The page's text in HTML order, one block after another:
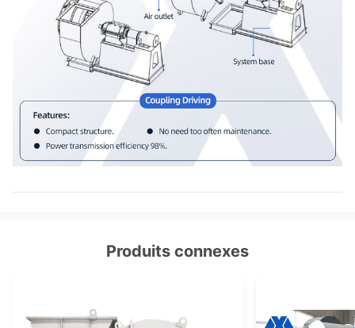
Produits connexes